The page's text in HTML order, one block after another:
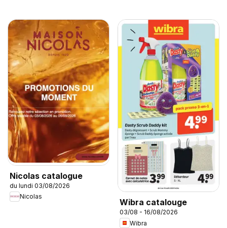
Nicolas catalogue
du lundi 03/08/2026
Nicolas
Wibra catalouge
03/08 - 16/08/2026
Wibra